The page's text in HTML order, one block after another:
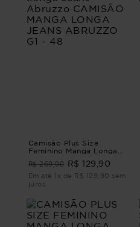
Camisão Plus Size
Feminino Manga Longa
Jeans Abruzzo CAMISÃO
MANGA LONGA JEANS
ABRUZZO G1 - 48
R$ 269,90 R$ 129,90
Em até 1x de R$ 129,90 sem
juros